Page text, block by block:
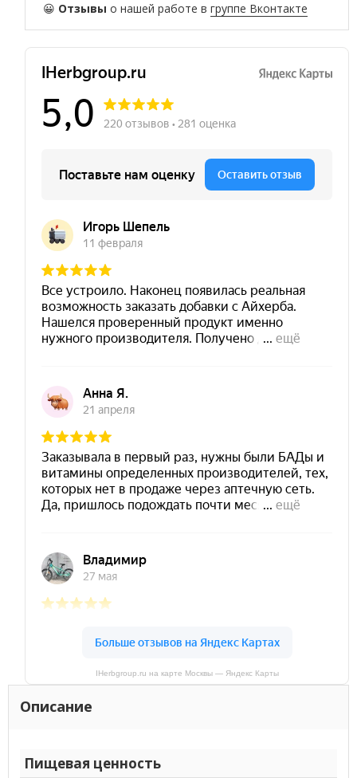
😀 Отзывы о нашей работе вгруппе Вконтакте
IHerbgroup.ru на карте Москвы — Яндекс Карты
Описание
Пищевая ценность